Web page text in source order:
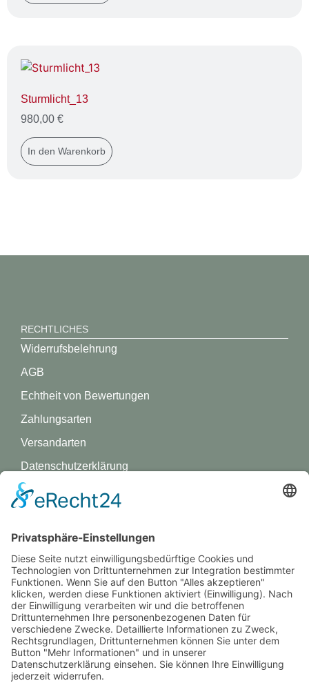
Sturmlicht_13
980,00 €
In den Warenkorb
RECHTLICHES
Widerrufsbelehrung
AGB
Echtheit von Bewertungen
Zahlungsarten
Versandarten
Datenschutz­erklärung
Impressum
GREVY ANGEBOT
Was ist Grevy?
BENUTZERANMELDUNG